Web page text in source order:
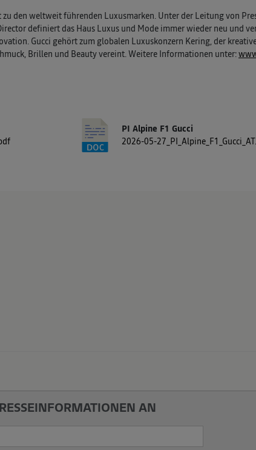
den weltweit führenden Luxusmarken. Unter der Leitung von
definiert das Haus Luxus und Mode immer wieder neu und
Gucci gehört zum globalen Luxuskonzern Kering, der
Brillen und Beauty vereint. Weitere Informationen unter:
PI Alpine F1 Gucci
2026-05-
AN